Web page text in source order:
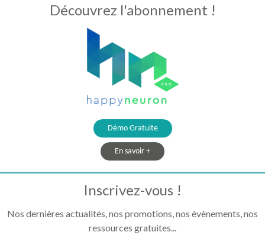
Découvrez l'abonnement !
Démo Gratuite
En savoir +
Inscrivez-vous !
Nos dernières actualités, nos promotions, nos évènements, nos
ressources gratuites...